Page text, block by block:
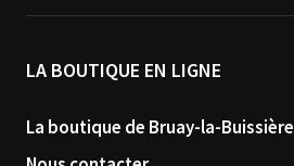
LA BOUTIQUE EN LIGNE
La boutique de Bruay-la-Buissière